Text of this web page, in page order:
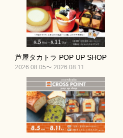
芦屋タカトラ POP UP SHOP
2026.08.05〜 2026.08.11